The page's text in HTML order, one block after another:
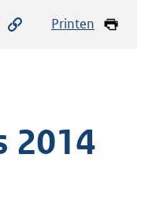
Printen
2014